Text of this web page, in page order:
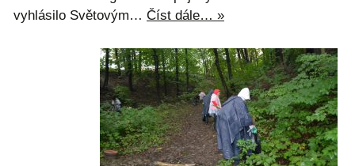
vyhlásilo Světovým… Číst dále… »